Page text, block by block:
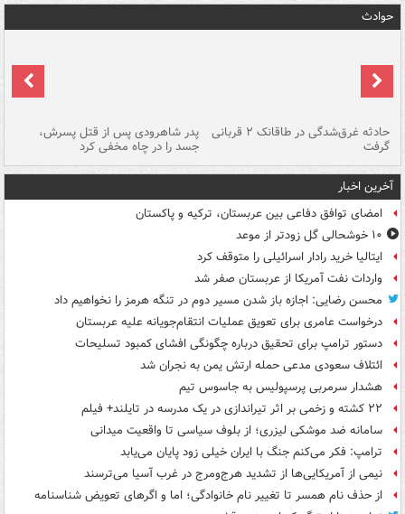
حوادث
حادثه غرق‌شدگی در طاقانک ۲ قربانی
گرفت
پدر شاهرودی پس از قتل پسرش،
جسد را در چاه مخفی کرد
آخرین اخبار
امضای توافق دفاعی بین عربستان، ترکیه و پاکستان
۱۰ خوشحالی گل زودتر از موعد
ایتالیا خرید رادار اسرائیلی را متوقف کرد
واردات نفت آمریکا از عربستان صفر شد
محسن رضایی: اجازه باز شدن مسیر دوم در تنگه هرمز را نخواهیم داد
درخواست عامری برای تعویق عملیات انتقام‌جویانه علیه عربستان
دستور ترامپ برای تحقیق درباره چگونگی افشای کمبود تسلیحات
ائتلاف سعودی مدعی حمله ارتش یمن به نجران شد
هشدار سرمربی پرسپولیس به جاسوس تیم
۲۲ کشته و زخمی بر اثر تیراندازی در یک مدرسه در تایلند+ فیلم
سامانه ضد موشکی لیزری؛ از بلوف سیاسی تا واقعیت میدانی
ترامپ: فکر می‌کنم جنگ با ایران خیلی زود پایان می‌یابد
نیمی از آمریکایی‌ها از تشدید هرج‌ومرج در غرب آسیا می‌ترسند
از حذف نام همسر تا تغییر نام خانوادگی؛ اما و اگرهای تعویض شناسنامه